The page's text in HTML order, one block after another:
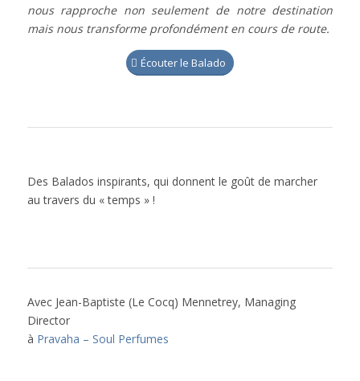
nous rapproche non seulement de notre destination
mais nous transforme profondément en cours de route.
Écouter le Balado
Des Balados inspirants, qui donnent le goût de marcher
au travers du « temps » !
Avec Jean-Baptiste (Le Cocq) Mennetrey, Managing
Director
à Pravaha – Soul Perfumes